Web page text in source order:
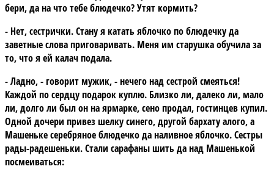
бери, да на что тебе блюдечко? Утят кормить?
- Нет, сестрички. Стану я катать яблочко по блюдечку да
заветные слова приговаривать. Меня им старушка обучила за
то, что я ей калач подала.
- Ладно, - говорит мужик, - нечего над сестрой смеяться!
Каждой по сердцу подарок куплю. Близко ли, далеко ли, мало
ли, долго ли был он на ярмарке, сено продал, гостинцев купил.
Одной дочери привез шелку синего, другой бархату алого, а
Машеньке серебряное блюдечко да наливное яблочко. Сестры
рады-радешеньки. Стали сарафаны шить да над Машенькой
посмеиваться: